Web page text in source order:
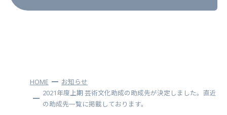
HOME
お知らせ
2021年度上期 芸術文化助成の助成先が決定しました。直近
の助成先一覧に掲載しております。